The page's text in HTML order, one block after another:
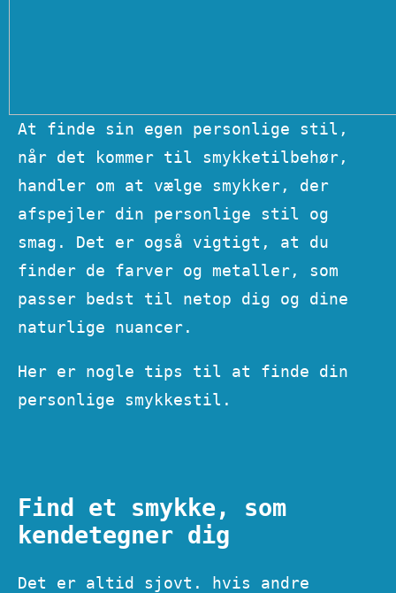
At finde sin egen personlige stil,
når det kommer til smykketilbehør,
handler om at vælge smykker, der
afspejler din personlige stil og
smag. Det er også vigtigt, at du
finder de farver og metaller, som
passer bedst til netop dig og dine
naturlige nuancer.
Her er nogle tips til at finde din
personlige smykkestil.
Find et smykke, som
kendetegner dig
Det er altid sjovt. hvis andre